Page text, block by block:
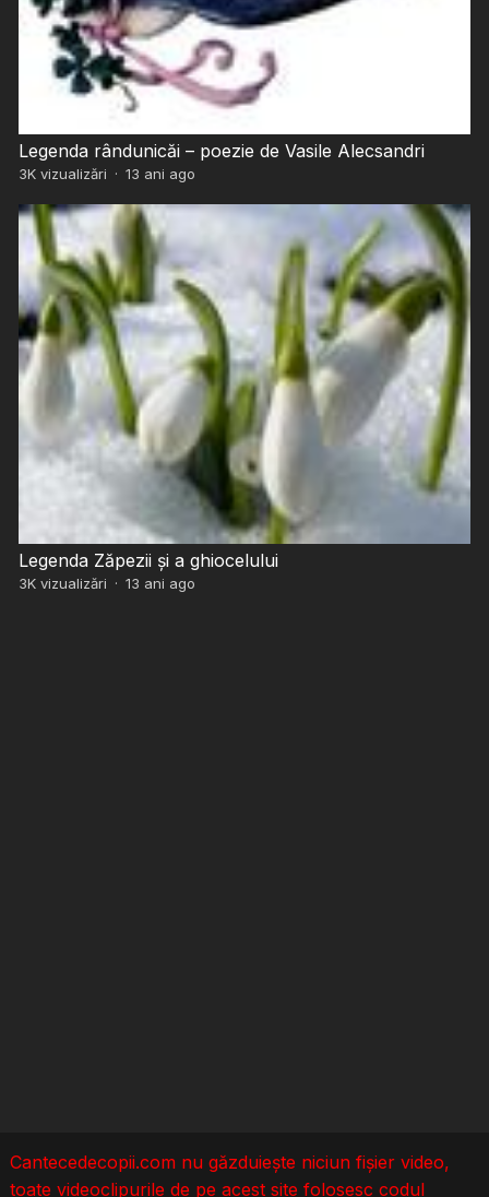
Legenda rândunicăi – poezie de Vasile Alecsandri
3Kvizualizări · 13 ani ago
Legenda Zăpezii și a ghiocelului
3Kvizualizări · 13 ani ago
Cantecedecopii.com nu găzduieşte niciun fișier video,
toate videoclipurile de pe acest site folosesc codul